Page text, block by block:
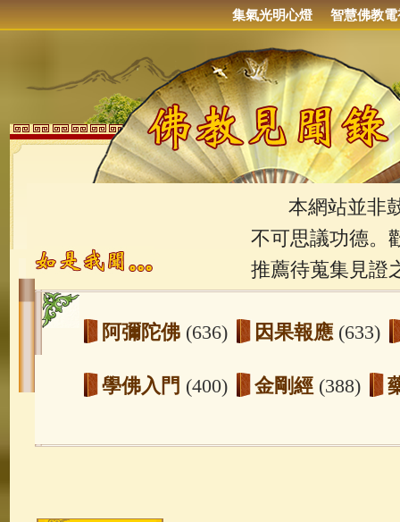
集氣光明心燈 智慧佛教電
本網站並非鼓
不可思議功德。
推薦待蒐集見證
阿彌陀佛 (636) 因果報應 (633)
學佛入門 (400) 金剛經 (388)
玉曆寶鈔(236) 地藏經(225)